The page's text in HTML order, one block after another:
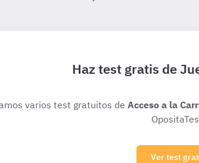
Haz test gratis de
varios test gratuitos de Acceso a la
Ver test